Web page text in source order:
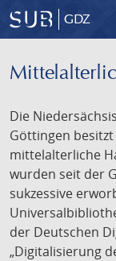
GDZ
Die
Göttingen
mittelalterliche
wurden seit der
sukzessive
der Deutschen
„Digitalisierung